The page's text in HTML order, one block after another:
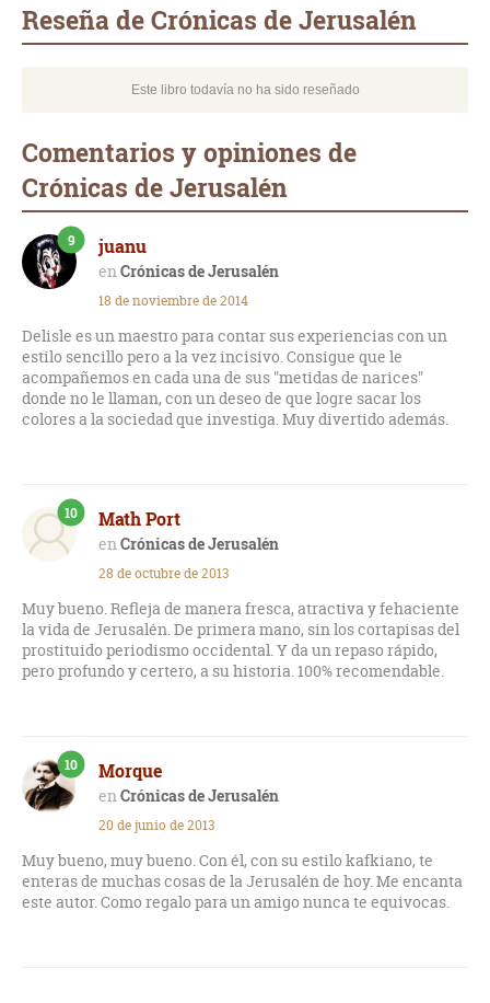
Reseña de Crónicas de Jerusalén
Este libro todavía no ha sido reseñado
Comentarios y opiniones de
Crónicas de Jerusalén
juanu
Crónicas de Jerusalén
9
18 de noviembre de 2014
Delisle es un maestro para contar sus experiencias con un
estilo sencillo pero a la vez incisivo. Consigue que le
acompañemos en cada una de sus "metidas de narices"
donde no le llaman, con un deseo de que logre sacar los
colores a la sociedad que investiga. Muy divertido además.
Math Port
Crónicas de Jerusalén
10
28 de octubre de 2013
Muy bueno. Refleja de manera fresca, atractiva y fehaciente
la vida de Jerusalén. De primera mano, sin los cortapisas del
prostituido periodismo occidental. Y da un repaso rápido,
pero profundo y certero, a su historia. 100% recomendable.
Morque
Crónicas de Jerusalén
10
20 de junio de 2013
Muy bueno, muy bueno. Con él, con su estilo kafkiano, te
enteras de muchas cosas de la Jerusalén de hoy. Me encanta
este autor. Como regalo para un amigo nunca te equivocas.